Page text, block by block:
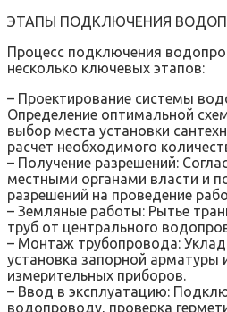
ЭТАПЫ ПОДКЛЮЧЕНИЯ
Процесс подключения
несколько ключевых этапов:
– Проектирование системы
Определение оптимальной
выбор места установки
расчет необходимого
– Получение разрешений:
местными органами власти и
разрешений на проведение
– Земляные работы: Рытье
труб от центрального
– Монтаж трубопровода:
установка запорной арматуры
измерительных приборов.
– Ввод в эксплуатацию:
водопроводу, проверка